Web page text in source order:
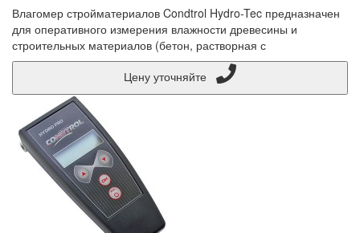
Влагомер стройматериалов Condtrol Hydro-Tec предназначен
для оперативного измерения влажности древесины и
строительных материалов (бетон, растворная с